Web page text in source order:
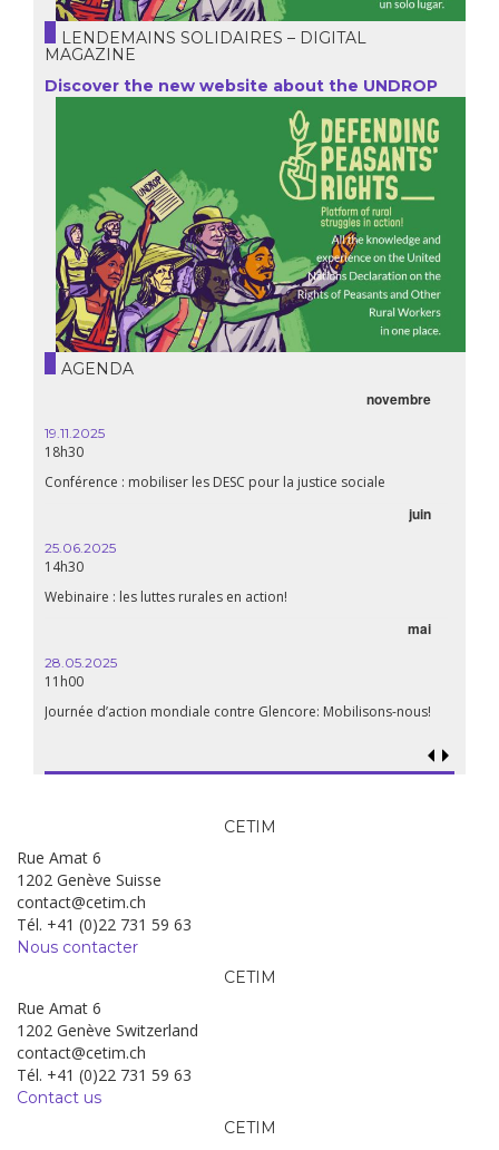
LENDEMAINS SOLIDAIRES – DIGITAL
MAGAZINE
Discover the new website about the UNDROP
AGENDA
novembre
19.11.2025
18h30
Conférence : mobiliser les DESC pour la justice sociale
juin
25.06.2025
14h30
Webinaire : les luttes rurales en action!
mai
28.05.2025
11h00
Journée d’action mondiale contre Glencore: Mobilisons-nous!
CETIM
Rue Amat 6
1202 Genève Suisse
contact@cetim.ch
Tél. +41 (0)22 731 59 63
Nous contacter
CETIM
Rue Amat 6
1202 Genève Switzerland
contact@cetim.ch
Tél. +41 (0)22 731 59 63
Contact us
CETIM